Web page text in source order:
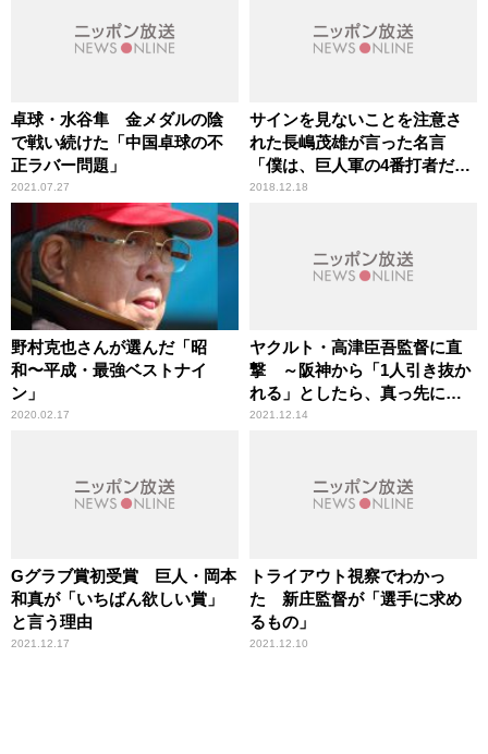
卓球・水谷隼 金メダルの陰
で戦い続けた「中国卓球の不
正ラバー問題」
2021.07.27
サインを見ないことを注意さ
れた長嶋茂雄が言った名言
「僕は、巨人軍の4番打者だ
よ。サインなんて、“打て”以
2018.12.18
野村克也さんが選んだ「昭
和〜平成・最強ベストナイ
ン」
2020.02.17
ヤクルト・高津臣吾監督に直
撃 ～阪神から「1人引き抜か
れる」としたら、真っ先にプ
ロテクトする選手は？
2021.12.14
Gグラブ賞初受賞 巨人・岡本
和真が「いちばん欲しい賞」
と言う理由
2021.12.17
トライアウト視察でわかっ
た 新庄監督が「選手に求め
るもの」
2021.12.10